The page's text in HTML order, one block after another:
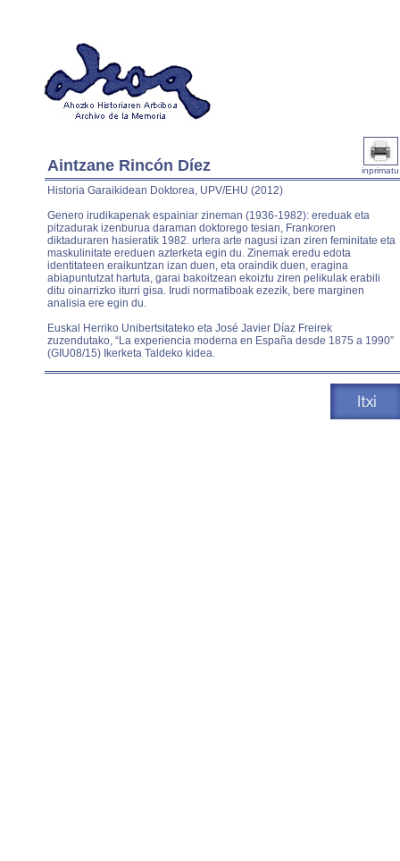
Aintzane Rincón Díez inprimatu
Historia Garaikidean Doktorea, UPV/EHU (2012)
Genero irudikapenak espainiar zineman (1936-1982): ereduak eta
pitzadurak izenburua daraman doktorego tesian, Frankoren
diktaduraren hasieratik 1982. urtera arte nagusi izan ziren feminitate eta
maskulinitate ereduen azterketa egin du. Zinemak eredu edota
identitateen eraikuntzan izan duen, eta oraindik duen, eragina
abiapuntutzat hartuta, garai bakoitzean ekoiztu ziren pelikulak erabili
ditu oinarrizko iturri gisa. Irudi normatiboak ezezik, bere marginen
analisia ere egin du.
Euskal Herriko Unibertsitateko eta José Javier Díaz Freirek
zuzendutako, “La experiencia moderna en España desde 1875 a 1990”
(GIU08/15) Ikerketa Taldeko kidea.